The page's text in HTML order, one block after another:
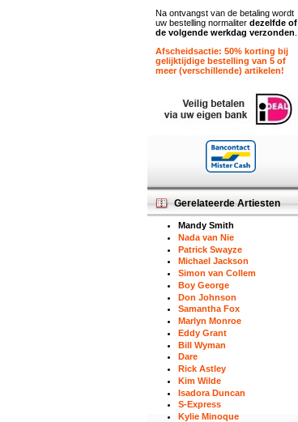
Na ontvangst van de betaling wordt
uw bestelling normaliter dezelfde of
de volgende werkdag verzonden
Afscheidsactie: 50% korting bij
gelijktijdige bestelling van 5 of
meer (verschillende) artikelen!
Gerelateerde Artiesten
Mandy Smith
Nada van Nie
Patrick Swayze
Michael Jackson
Simon van Collem
Boy George
Don Johnson
Samantha Fox
Marlyn Monroe
Eddy Grant
Bill Wyman
Dare
Rick Astley
Kim Wilde
Isadora Duncan
S-Express
Kylie Minoque